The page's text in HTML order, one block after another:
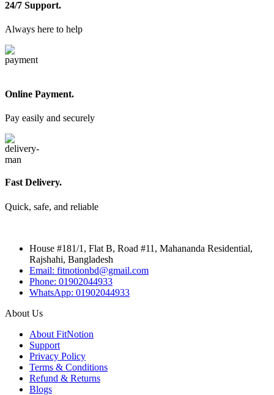
24/7 Support.
Always here to help
Online Payment.
Pay easily and securely
Fast Delivery.
Quick, safe, and reliable
House #181/1, Flat B, Road #11, Mahananda Residential,
Rajshahi, Bangladesh
Email: fitnotionbd@gmail.com
Phone: 01902044933
WhatsApp: 01902044933
About Us
About FitNotion
Support
Privacy Policy
Terms & Conditions
Refund & Returns
Blogs